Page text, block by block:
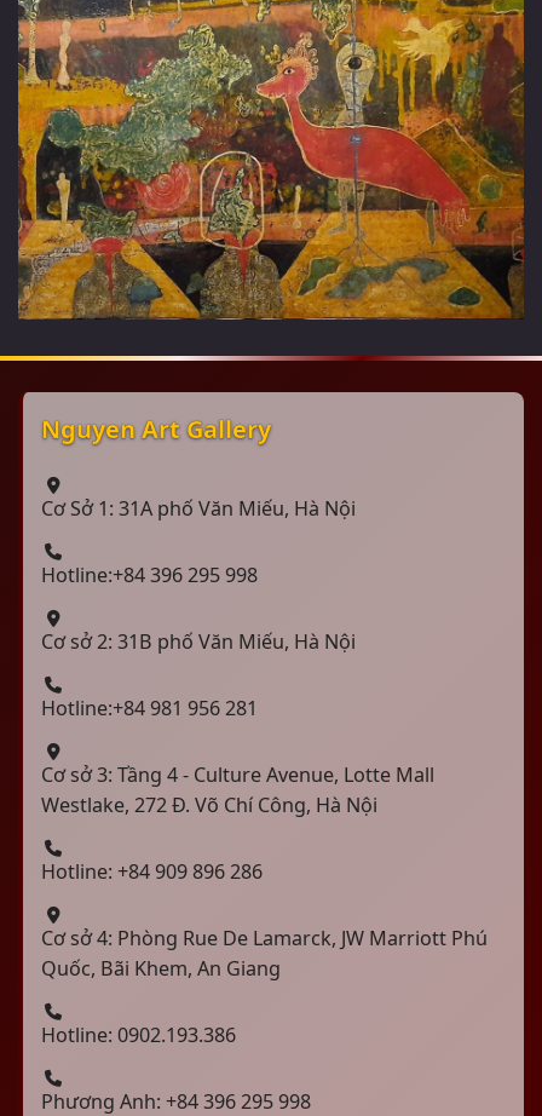
Nguyen Art Gallery
Cơ Sở 1: 31A phố Văn Miếu, Hà Nội
Hotline:+84 396 295 998
Cơ sở 2: 31B phố Văn Miếu, Hà Nội
Hotline:+84 981 956 281
Cơ sở 3: Tầng 4 - Culture Avenue, Lotte Mall
Westlake, 272 Đ. Võ Chí Công, Hà Nội
Hotline: +84 909 896 286
Cơ sở 4: Phòng Rue De Lamarck, JW Marriott Phú
Quốc, Bãi Khem, An Giang
Hotline: 0902.193.386
Phương Anh: +84 396 295 998